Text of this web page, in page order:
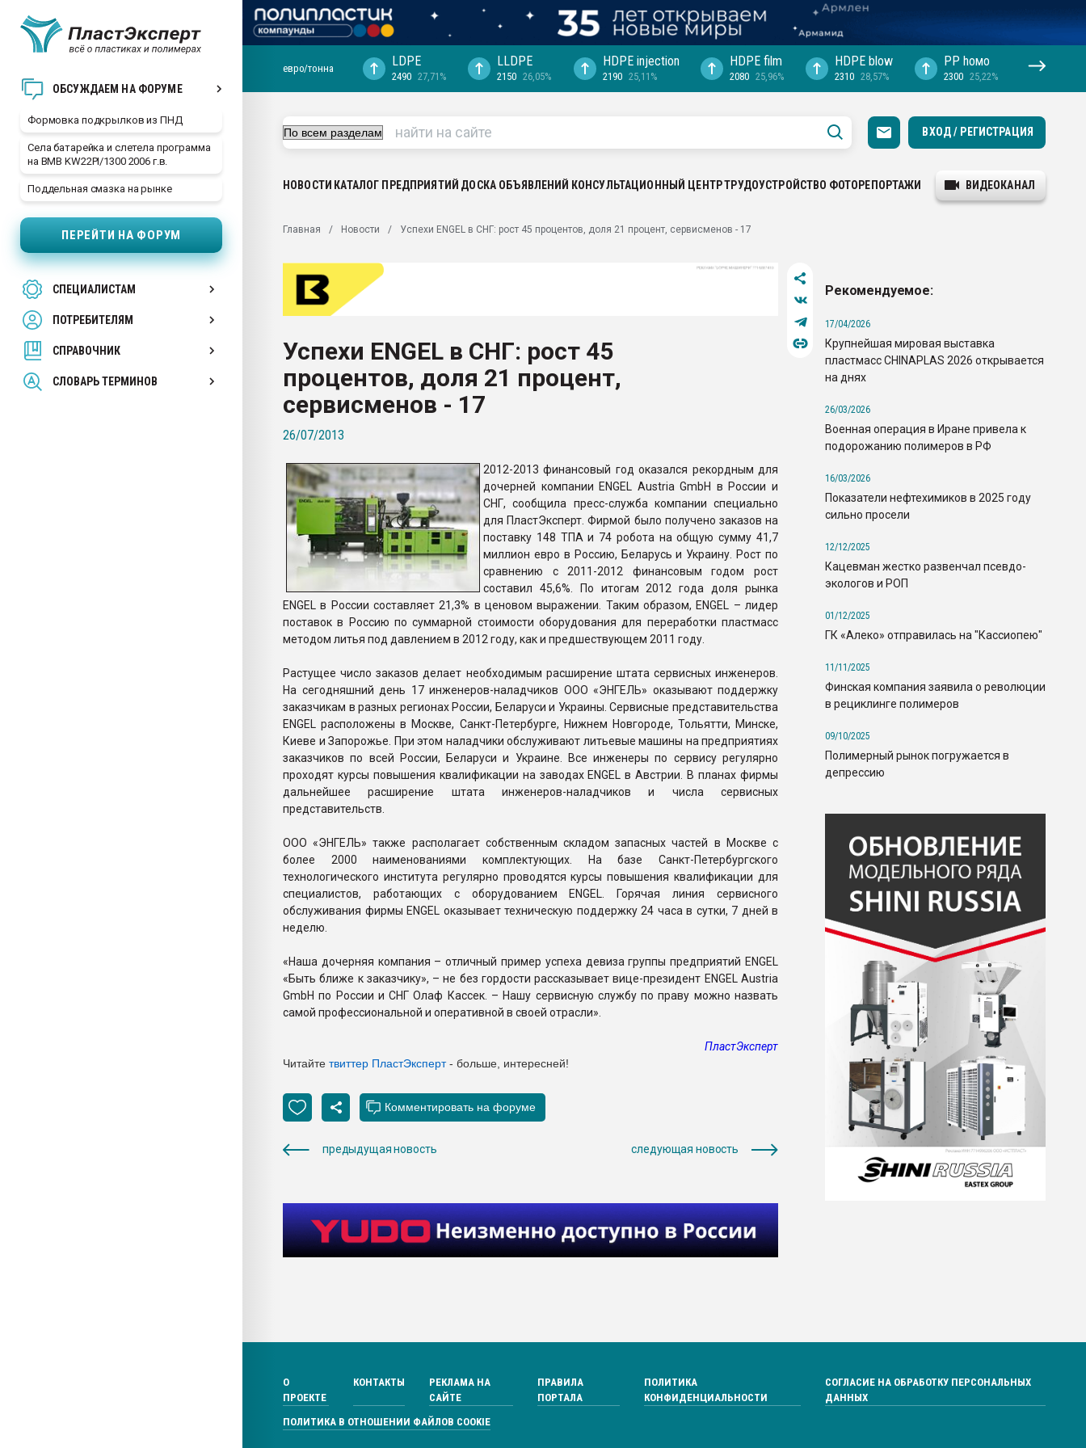
ОБСУЖДАЕМ НА ФОРУМЕ
Формовка подкрылков из ПНД
Села батарейка и слетела программа
на BMB KW22PI/1300 2006 г.в.
Поддельная смазка на рынке
ПЕРЕЙТИ НА ФОРУМ
СПЕЦИАЛИСТАМ
ПОТРЕБИТЕЛЯМ
СПРАВОЧНИК
СЛОВАРЬ ТЕРМИНОВ
29.07.2026 ФРП помог "Ижевскому
Вакуум-формовочные машины:
28.07.2026 Автоматизация выходит на
первый план в переработке
пластмасс
ситуацией на строительном рынке
Всё, что касается выдува ПЭТ
бутылок
ПЕРЕЙТИ НА ФОРУМ
евро/тонна LDPE
2490 27,71%
LLDPE
2150 26,05%
HDPE injection
2190 25,11%
HDPE film
2080 25,96%
HDPE blow
2310 28,57%
PP hомо
2300 25,22%
ВХОД / РЕГИСТРАЦИЯ
НОВОСТИ КАТАЛОГ ПРЕДПРИЯТИЙ ДОСКА ОБЪЯВЛЕНИЙ КОНСУЛЬТАЦИОННЫЙ ЦЕНТРТРУДОУСТРОЙСТВО ФОТОРЕПОРТАЖИ ВИДЕОКАНАЛ
Главная Новости Успехи ENGEL в СНГ: рост 45 процентов, доля 21 процент, сервисменов - 17
Успехи ENGEL в СНГ: рост 45
процентов, доля 21 процент,
сервисменов - 17
26/07/2013
2012-2013 финансовый год оказался рекордным для
дочерней компании ENGEL Austria GmbH в России и
СНГ, сообщила пресс-служба компании специально
для ПластЭксперт. Фирмой было получено заказов на
поставку 148 ТПА и 74 робота на общую сумму 41,7
миллион евро в Россию, Беларусь и Украину. Рост по
сравнению с 2011-2012 финансовым годом рост
составил 45,6%. По итогам 2012 года доля рынка
ENGEL в России составляет 21,3% в ценовом выражении. Таким образом, ENGEL – лидер
поставок в Россию по суммарной стоимости оборудования для переработки пластмасс
методом литья под давлением в 2012 году, как и предшествующем 2011 году.
Растущее число заказов делает необходимым расширение штата сервисных инженеров.
На сегодняшний день 17 инженеров-наладчиков ООО «ЭНГЕЛЬ» оказывают поддержку
заказчикам в разных регионах России, Беларуси и Украины. Сервисные представительства
ENGEL расположены в Москве, Санкт-Петербурге, Нижнем Новгороде, Тольятти, Минске,
Киеве и Запорожье. При этом наладчики обслуживают литьевые машины на предприятиях
заказчиков по всей России, Беларуси и Украине. Все инженеры по сервису регулярно
проходят курсы повышения квалификации на заводах ENGEL в Австрии. В планах фирмы
дальнейшее расширение штата инженеров-наладчиков и числа сервисных
представительств.
ООО «ЭНГЕЛЬ» также располагает собственным складом запасных частей в Москве c
более 2000 наименованиями комплектующих. На базе Санкт-Петербургского
технологического института регулярно проводятся курсы повышения квалификации для
специалистов, работающих с оборудованием ENGEL. Горячая линия сервисного
обслуживания фирмы ENGEL оказывает техническую поддержку 24 часа в сутки, 7 дней в
неделю.
«Наша дочерняя компания – отличный пример успеха девиза группы предприятий ENGEL
«Быть ближе к заказчику», – не без гордости рассказывает вице-президент ENGEL Austria
GmbH по России и СНГ Олаф Кассек. – Нашу сервисную службу по праву можно назвать
самой профессиональной и оперативной в своей отрасли».
ПластЭксперт
Читайте твиттер ПластЭксперт- больше, интересней!
предыдущая новость следующая новость
Рекомендуемое:
17/04/2026
Крупнейшая мировая выставка
пластмасс CHINAPLAS 2026 открывается
на днях
26/03/2026
Военная операция в Иране привела к
подорожанию полимеров в РФ
16/03/2026
Показатели нефтехимиков в 2025 году
сильно просели
12/12/2025
Кацевман жестко развенчал псевдо-
экологов и РОП
01/12/2025
ГК «Алеко» отправилась на "Кассиопею"
11/11/2025
Финская компания заявила о революции
в рециклинге полимеров
09/10/2025
Полимерный рынок погружается в
депрессию
О
ПРОЕКТЕ
КОНТАКТЫ
РЕКЛАМА НА
САЙТЕ
ПРАВИЛА
ПОРТАЛА
ПОЛИТИКА
КОНФИДЕНЦИАЛЬНОСТИ
СОГЛАСИЕ НА ОБРАБОТКУ ПЕРСОНАЛЬНЫХ
ДАННЫХ
ПОЛИТИКА В ОТНОШЕНИИ ФАЙЛОВ COOKIE